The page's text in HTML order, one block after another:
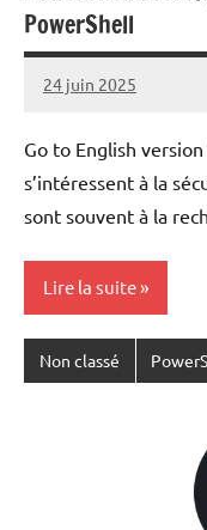
PowerShell
24 juin 2025
Laurent
ACKER
Go to English
s’intéressent à la
sont souvent à la
Lire la suite
Non classé